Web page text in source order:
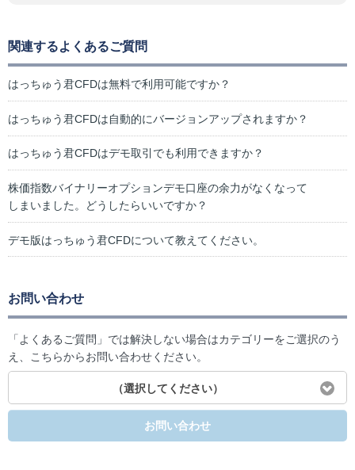
関連するよくあるご質問
はっちゅう君CFDは無料で利用可能ですか？
はっちゅう君CFDは自動的にバージョンアップされますか？
はっちゅう君CFDはデモ取引でも利用できますか？
株価指数バイナリーオプションデモ口座の余力がなくなって
しまいました。どうしたらいいですか？
デモ版はっちゅう君CFDについて教えてください。
お問い合わせ
「よくあるご質問」では解決しない場合はカテゴリーをご選択のう
え、こちらからお問い合わせください。
（選択してください）
お問い合わせ